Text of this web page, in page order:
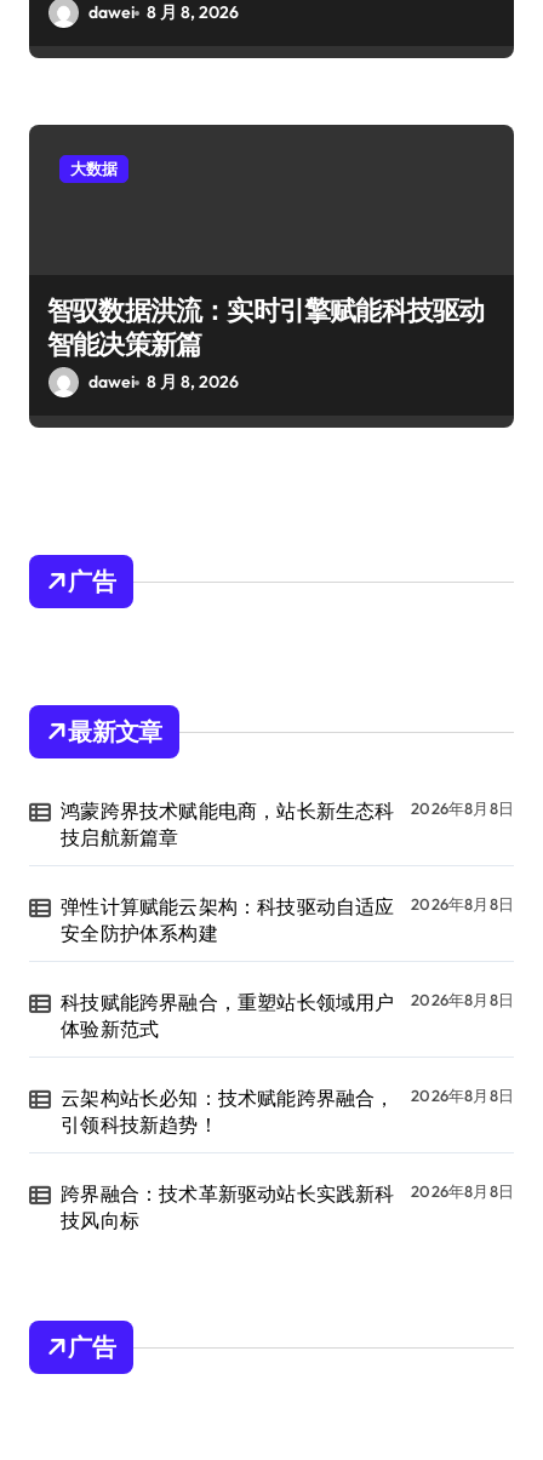
dawei 8 月 8, 2026
大数据
智驭数据洪流：实时引擎赋能科技驱动
智能决策新篇
dawei 8 月 8, 2026
广告
最新文章
鸿蒙跨界技术赋能电商，站长新生态科
技启航新篇章
2026年8月8日
弹性计算赋能云架构：科技驱动自适应
安全防护体系构建
2026年8月8日
科技赋能跨界融合，重塑站长领域用户
体验新范式
2026年8月8日
云架构站长必知：技术赋能跨界融合，
引领科技新趋势！
2026年8月8日
跨界融合：技术革新驱动站长实践新科
技风向标
2026年8月8日
广告